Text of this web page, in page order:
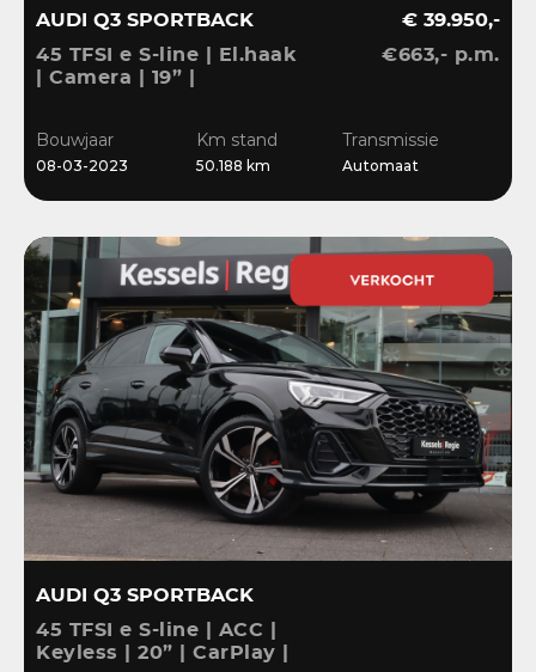
AUDI Q3 SPORTBACK
45 TFSI e S-line | El.haak
| Camera | 19” |
€ 39.950,-
€663,- p.m.
Bouwjaar
08-03-2023
Km stand
50.188 km
Transmissie
Automaat
AUDI Q3 SPORTBACK
45 TFSI e S-line | ACC |
Keyless | 20” | CarPlay |